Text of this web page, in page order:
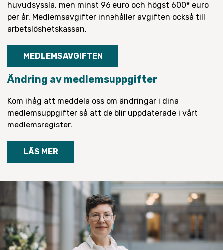
huvudsyssla, men minst 96 euro och högst 600* euro
per år. Medlemsavgifter innehåller avgiften också till
arbetslöshetskassan.
MEDLEMSAVGIFTEN
Ändring av medlemsuppgifter
Kom ihåg att meddela oss om ändringar i dina
medlemsuppgifter så att de blir uppdaterade i vårt
medlemsregister.
LÄS MER